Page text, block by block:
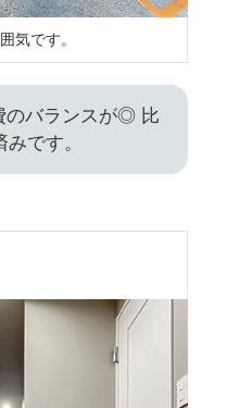
気です。
のバランスが◎ 比
です。